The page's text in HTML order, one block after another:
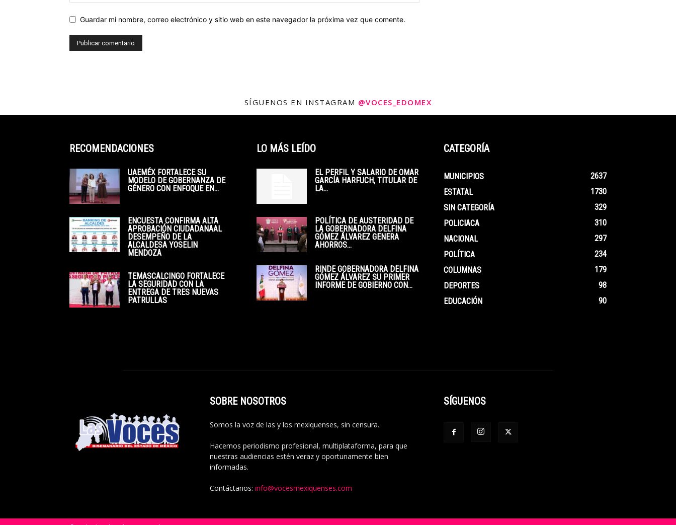
Guardar mi nombre, correo electrónico y sitio web en este navegador la próxima vez que comente.
SÍGUENOS EN INSTAGRAM @VOCES_EDOMEX
RECOMENDACIONES
UAEMÉX FORTALECE SU
MODELO DE GOBERNANZA DE
GÉNERO CON ENFOQUE EN...
ENCUESTA CONFIRMA ALTA
APROBACIÓN CIUDADANAAL
DESEMPEÑO DE LA
ALCALDESA YOSELIN
MENDOZA
TEMASCALCINGO FORTALECE
LA SEGURIDAD CON LA
ENTREGA DE TRES NUEVAS
PATRULLAS
LO MÁS LEÍDO
EL PERFIL Y SALARIO DE OMAR
GARCÍA HARFUCH, TITULAR DE
LA...
POLÍTICA DE AUSTERIDAD DE
LA GOBERNADORA DELFINA
GÓMEZ ÁLVAREZ GENERA
AHORROS...
RINDE GOBERNADORA DELFINA
GÓMEZ ÁLVAREZ SU PRIMER
INFORME DE GOBIERNO CON...
CATEGORÍA
MUNICIPIOS
2637
ESTATAL
1730
SIN CATEGORÍA
329
POLICIACA
310
NACIONAL
297
POLÍTICA
234
COLUMNAS
179
DEPORTES
98
EDUCACIÓN
90
SOBRE NOSOTROS
Somos la voz de las y los mexiquenses, sin censura.
Hacemos periodismo profesional, multiplataforma, para que
nuestras audiencias estén veraz y oportunamente bien
informadas.
Contáctanos: info@vocesmexiquenses.com
SÍGUENOS